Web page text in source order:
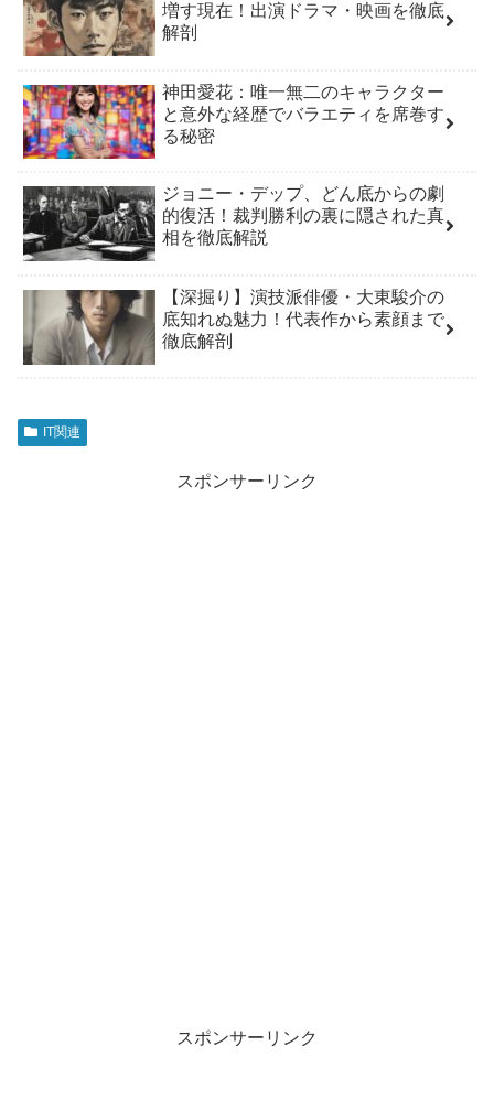
増す現在！出演ドラマ・映画を徹底
解剖
神田愛花：唯一無二のキャラクター
と意外な経歴でバラエティを席巻す
る秘密
ジョニー・デップ、どん底からの劇
的復活！裁判勝利の裏に隠された真
相を徹底解説
【深掘り】演技派俳優・大東駿介の
底知れぬ魅力！代表作から素顔まで
徹底解剖
IT関連
スポンサーリンク
スポンサーリンク